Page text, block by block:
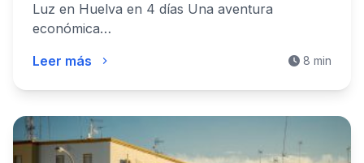
Luz en Huelva en 4 días Una aventura
económica…
Leer más
8 min